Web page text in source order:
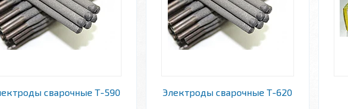
сварочные Т-590 Электроды сварочные Т-620